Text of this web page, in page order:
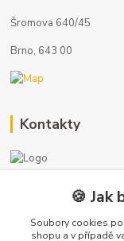
Šromova 640/45
Brno, 643 00
Kontakty
+420
🍪 Jak
Soubory cookies
shopu a v případě